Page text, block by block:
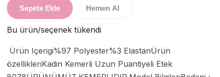
Sepete Ekle Hemen Al
Bu ürün/seçenek tükendi
özellikleriKadin Kemerli Uzun Puantiyeli Etek